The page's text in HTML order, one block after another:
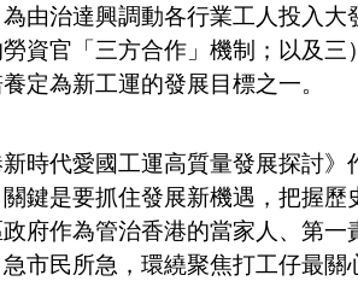
由治達興調動各行業工人投入
資官「三方合作」機制；以及
定為新工運的發展目標之一。
代愛國工運高質量發展探討》
鍵是要抓住發展新機遇，把握
府作為管治香港的當家人、第
市民所急，環繞聚焦打工仔最